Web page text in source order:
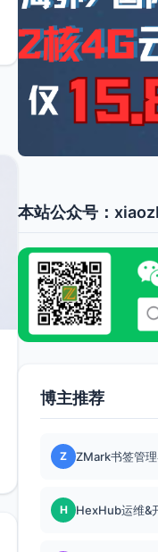
本站公众号：
博主推荐
Z ZMark书签管
H HexHub运维&